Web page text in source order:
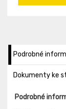
Podrobné
Dokumenty ke
Podrobné